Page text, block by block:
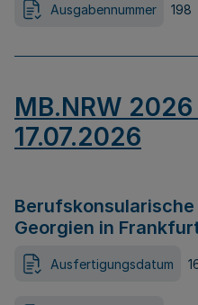
Ausgabennummer 198
MB.NRW 2026
17.07.2026
Georgien in
Ausfertigungsdatum